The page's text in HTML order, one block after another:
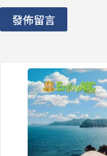
發佈留言